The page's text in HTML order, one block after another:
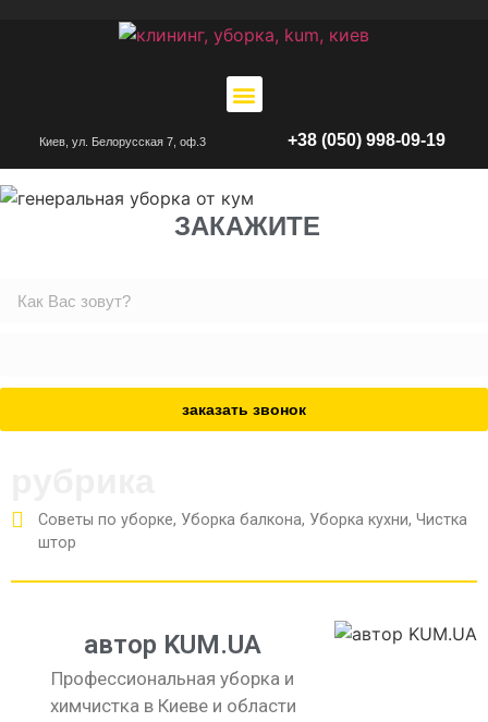
Киев, ул. Белорусская 7, оф.3 +38 (050) 998-09-19
ЗАКАЖИТЕ
заказать звонок
Советы по уборке, Уборка балкона, Уборка кухни, Чистка
штор
автор KUM.UA
Профессиональная уборка и
химчистка в Киеве и области